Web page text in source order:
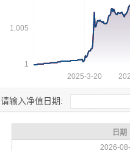
请输入净值日期: